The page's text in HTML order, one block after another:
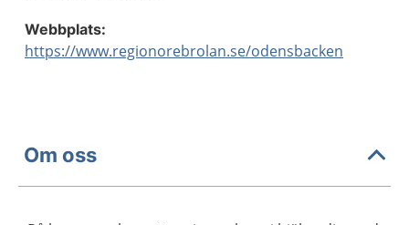
Webbplats:
https://www.regionorebrolan.se/odensbacken
Om oss